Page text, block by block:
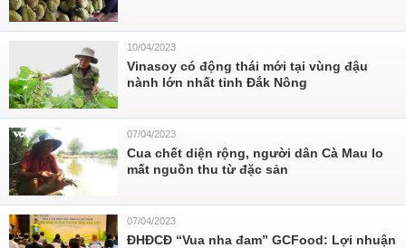
10/04/2023
Vinasoy có động thái mới tại vùng đậu
nành lớn nhất tỉnh Đắk Nông
07/04/2023
Cua chết diện rộng, người dân Cà Mau lo
mất nguồn thu từ đặc sản
07/04/2023
ĐHĐCĐ “Vua nha đam” GCFood: Lợi nhuận